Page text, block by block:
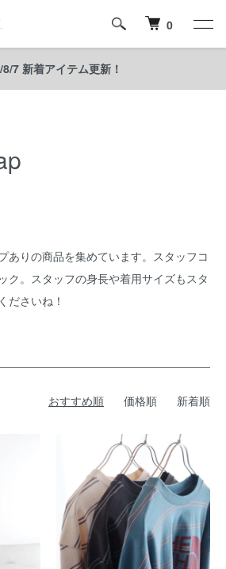
0
7 新着アイテム更新！
ありの商品を集めています。スタッフコ
ク。スタッフの身長や着用サイズもスタ
ださいね！
おすすめ順 価格順 新着順